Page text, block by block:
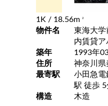
1K / 18.56m 2
物件名
東海大学
内賃貸ア
築年
1993年
住所
神奈川県
最寄駅
小田急電
駅
構造
木造